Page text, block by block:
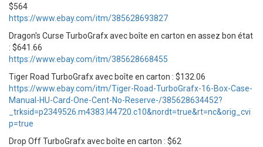
$564
https://www.ebay.com/itm/385628693827
Dragon's Curse TurboGrafx avec boîte en carton en assez bon état
: $641.66
https://www.ebay.com/itm/385628668455
Tiger Road TurboGrafx avec boîte en carton : $132.06
https://www.ebay.com/itm/Tiger-Road-TurboGrafx-16-Box-Case-
Manual-HU-Card-One-Cent-No-Reserve-/385628634452?
_trksid=p2349526.m4383.l44720.c10&nordt=true&rt=nc&orig_cvi
p=true
Drop Off TurboGrafx avec boîte en carton : $62